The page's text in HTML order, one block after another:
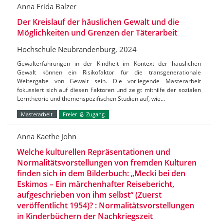
Anna Frida Balzer
Der Kreislauf der häuslichen Gewalt und die
Möglichkeiten und Grenzen der Täterarbeit
Hochschule Neubrandenburg, 2024
Gewalterfahrungen in der Kindheit im Kontext der häuslichen
Gewalt können ein Risikofaktor für die transgenerationale
Weitergabe von Gewalt sein. Die vorliegende Masterarbeit
fokussiert sich auf diesen Faktoren und zeigt mithilfe der sozialen
Lerntheorie und themenspezifischen Studien auf, wie…
Masterarbeit Freier Zugang
Anna Kaethe John
Welche kulturellen Repräsentationen und
Normalitätsvorstellungen von fremden Kulturen
finden sich in dem Bilderbuch: „Mecki bei den
Eskimos – Ein märchenhafter Reisebericht,
aufgeschrieben von ihm selbst“ (Zuerst
veröffentlicht 1954)? : Normalitätsvorstellungen
in Kinderbüchern der Nachkriegszeit